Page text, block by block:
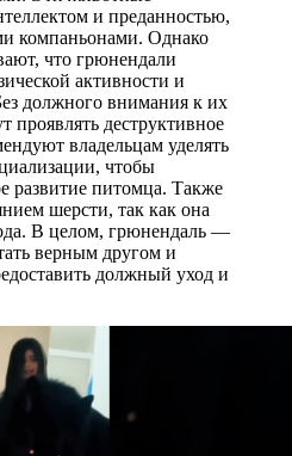
и преданностью,
компаньонами. Однако
что грюнендали
активности и
должного внимания к их
проявлять деструктивное
владельцам уделять
чтобы
развитие питомца. Также
шерсти, так как она
В целом, грюнендаль —
верным другом и
должный уход и